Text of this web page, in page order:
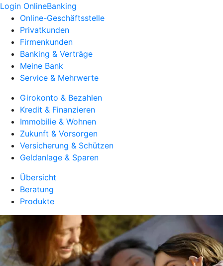
Login OnlineBanking
Online-Geschäftsstelle
Privatkunden
Firmenkunden
Banking & Verträge
Meine Bank
Service & Mehrwerte
Girokonto & Bezahlen
Kredit & Finanzieren
Immobilie & Wohnen
Zukunft & Vorsorgen
Versicherung & Schützen
Geldanlage & Sparen
Übersicht
Beratung
Produkte